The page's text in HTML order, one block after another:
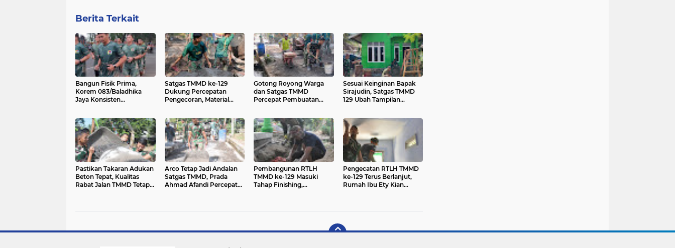
Berita Terkait
Bangun Fisik Prima,
Korem 083/Baladhika
Jaya Konsisten
Satgas TMMD ke-129
Dukung Percepatan
Pengecoran, Material
Gotong Royong Warga
dan Satgas TMMD
Percepat Pembuatan
Sesuai Keinginan Bapak
Sirajudin, Satgas TMMD
129 Ubah Tampilan
Pastikan Takaran Adukan
Beton Tepat, Kualitas
Rabat Jalan TMMD Tetap
Arco Tetap Jadi Andalan
Satgas TMMD, Prada
Ahmad Afandi Percepat
Pembangunan RTLH
TMMD ke-129 Masuki
Tahap Finishing,
Pengecatan RTLH TMMD
ke-129 Terus Berlanjut,
Rumah Ibu Ety Kian